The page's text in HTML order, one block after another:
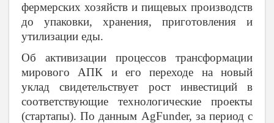
фермерских хозяйств и пищевых производств
до упаковки, хранения, приготовления и
утилизации еды.
Об активизации процессов трансформации
мирового АПК и его переходе на новый
уклад свидетельствует рост инвестиций в
соответствующие технологические проекты
(стартапы). По данным AgFunder, за период с